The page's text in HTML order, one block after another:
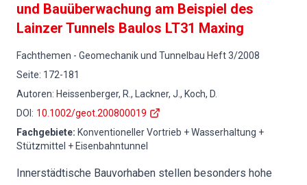
und Bauüberwachung am Beispiel des
Lainzer Tunnels Baulos LT31 Maxing
Fachthemen - Geomechanik und Tunnelbau Heft3/2008
Seite: 172-181
Autoren: Heissenberger, R., Lackner, J., Koch, D.
DOI : 10.1002/geot.200800019
Fachgebiete: Konventioneller Vortrieb + Wasserhaltung +
Stützmittel + Eisenbahntunnel
Innerstädtische Bauvorhaben stellen besonders hohe